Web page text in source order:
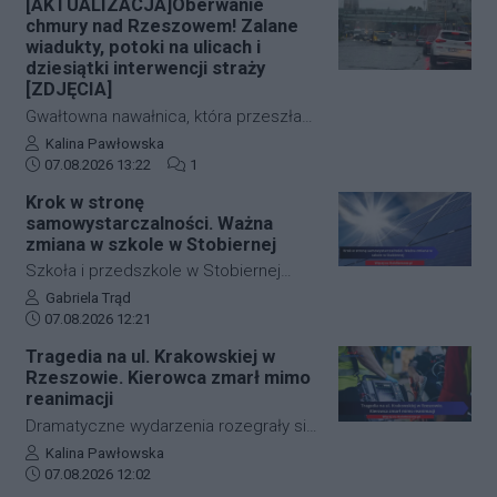
miasta – pod Urzędem
Marszałkowskim przy al. Cieplińskiego.
Złodziej ze skradzionym jednośladem
wsiadł do autobusu MPK linii 28. Jego
wizerunek zarejestrowały kamery
monitoringu, a policja apeluje o pomoc
w identyfikacji mężczyzny.
[AKTUALIZACJA]Oberwanie
chmury nad Rzeszowem! Zalane
wiadukty, potoki na ulicach i
dziesiątki interwencji straży
[ZDJĘCIA]
Gwałtowna nawałnica, która przeszła
nad Rzeszowem tuż po godzinie 12:00,
w kilka minut sparaliżowała ruch w
rwące potoki ulice, zalane wiadukty i
wybijające studzienki kanalizacyjne
odcięły od świata kluczowe arterie.
Podkarpaccy strażacy wyjeżdżali do
akcji już blisko 70 razy! Mamy dla Was
Autor artykułu:
Kalina Pawłowska
Data dodania artykułu:
07.08.2026 13:22 Liczba komentarzy artykułu:
1
Krok w stronę
samowystarczalności. Ważna
zmiana w szkole w Stobiernej
Szkoła i przedszkole w Stobiernej
przejdą technologiczną transformację,
która znacząco wpłynie na budżet
Trzebownisko oficjalnie
przypieczętowała umowę z wykonawcą
na realizację nowoczesnego systemu
zasilania. Dzięki nowej inwestycji
placówka nie tylko ograniczy pobór
Autor artykułu:
Gabriela Trąd
Data dodania artykułu:
07.08.2026 12:21
Tragedia na ul. Krakowskiej w
Rzeszowie. Kierowca zmarł mimo
reanimacji
Dramatyczne wydarzenia rozegrały się
w piątkowy poranek na jednej z
najważniejszych arterii
Autor artykułu:
Kalina Pawłowska
Data dodania artykułu:
07.08.2026 12:02